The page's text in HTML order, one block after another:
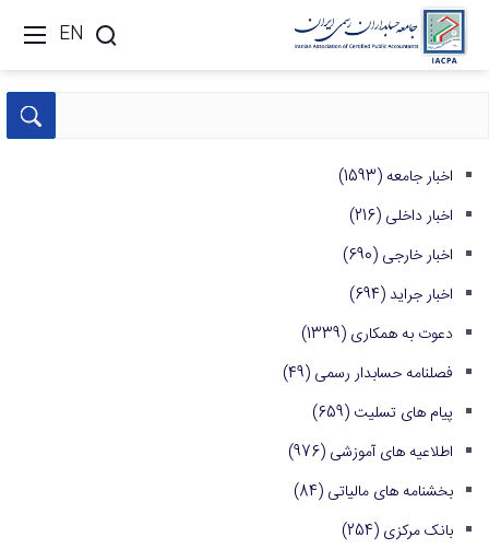
EN
اخبار جامعه (1593)
اخبار داخلی (216)
اخبار خارجی (690)
اخبار جراید(694)
دعوت به همکاری (1339)
فصلنامه حسابدار رسمی (49)
پیام های تسلیت (659)
اطلاعیه های آموزشی (976)
بخشنامه های مالیاتی (84)
بانک مرکزی (254)